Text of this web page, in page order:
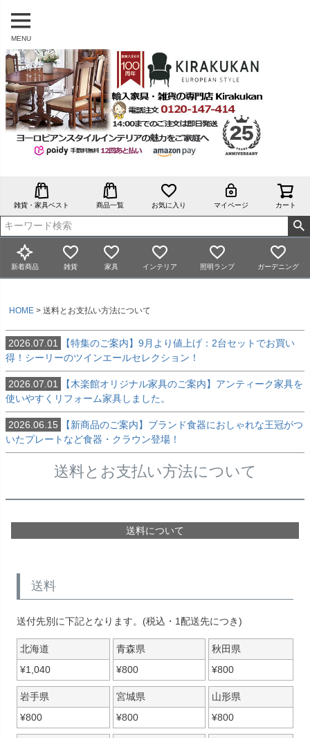
MENU
雑貨・家具ベスト 商品一覧 お気に入り マイページ カート
新着商品 雑貨 家具 インテリア 照明ランプ ガーデニング
HOME 送料とお支払い方法について
2026.07.01
【特集のご案内】9月より値上げ：2台セットでお買い
得！シーリーのツインエールセレクション！
2026.07.01
【木楽館オリジナル家具のご案内】アンティーク家具を
使いやすくリフォーム家具しました。
2026.06.15
【新商品のご案内】ブランド食器におしゃれな王冠がつ
いたプレートなど食器・クラウン登場！
送料とお支払い方法について
送料について
送料
送付先別に下記となります。(税込・1配送先につき)
北海道
¥1,040
青森県
¥800
秋田県
¥800
岩手県
¥800
宮城県
¥800
山形県
¥800